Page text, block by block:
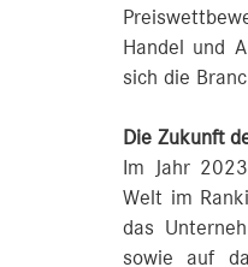
Handel und
sich die
Die Zukunft
Im Jahr
Welt im
das
sowie auf